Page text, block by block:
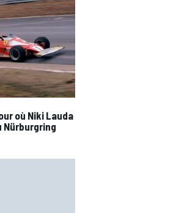
où Niki Lauda
Nürburgring